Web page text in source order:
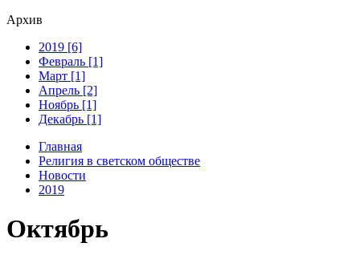
Архив
2019 [6]
Февраль [1]
Март [1]
Апрель [2]
Ноябрь [1]
Декабрь [1]
Главная
Религия в светском обществе
Новости
2019
Октябрь